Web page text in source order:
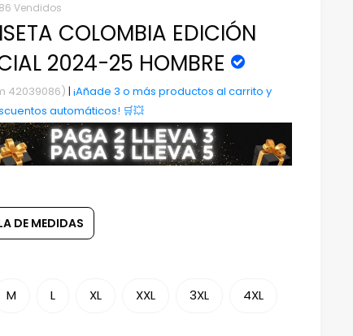
Vendidos
COLOMBIA EDICIÓN
2024-25 HOMBRE
42039086) |¡Añade 3 o más productos al carrito y
automáticos! 🛒💥
DE MEDIDAS
M L XL XXL 3XL 4XL